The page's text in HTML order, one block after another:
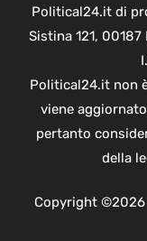
Political24.it di
Sistina 121,
Political24.it non
viene
pertanto
della
Copyright